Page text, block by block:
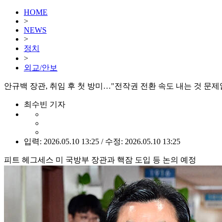
HOME
>
NEWS
>
정치
>
외교/안보
안규백 장관, 취임 후 첫 방미…"전작권 전환 속도 내는 것 문제
최수빈 기자
입력: 2026.05.10 13:25 / 수정: 2026.05.10 13:25
피트 헤그세스 미 국방부 장관과 핵잠 도입 등 논의 예정